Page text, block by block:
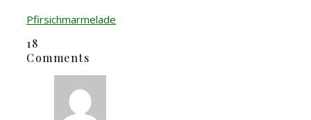
Pfirsichmarmelade
18
Comments